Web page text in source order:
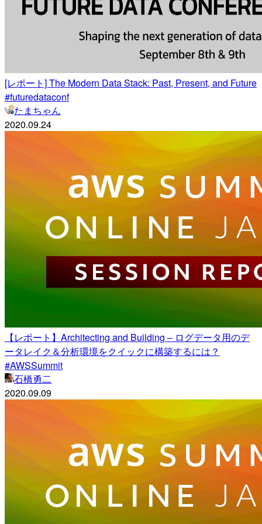
[レポート] The Modern Data Stack: Past, Present, and Future
#futuredataconf
たまちゃん
2020.09.24
【レポート】Architecting and Building – ログデータ用のデ
ータレイク＆分析環境をクイックに構築するには？
#AWSSummit
石橋勇二
2020.09.09